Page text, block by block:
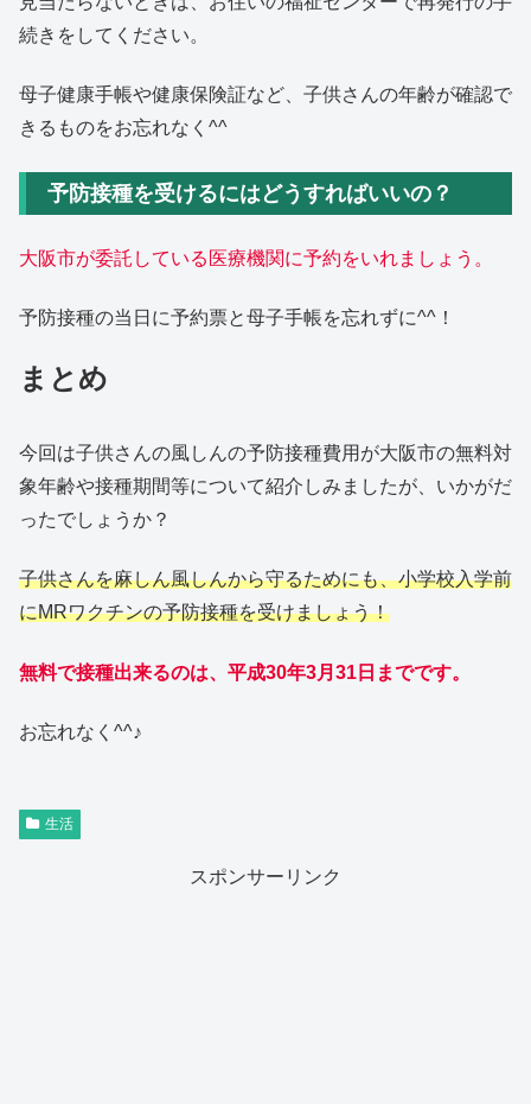
続きをしてください。
母子健康手帳や健康保険証など、子供さんの年齢が確認で
きるものをお忘れなく^^
予防接種を受けるにはどうすればいいの？
大阪市が委託している医療機関に予約をいれましょう。
予防接種の当日に予約票と母子手帳を忘れずに^^！
まとめ
今回は子供さんの風しんの予防接種費用が大阪市の無料対
象年齢や接種期間等について紹介しみましたが、いかがだ
ったでしょうか？
子供さんを麻しん風しんから守るためにも、小学校入学前
にMRワクチンの予防接種を受けましょう！
無料で接種出来るのは、平成30年3月31日までです。
お忘れなく^^♪
生活
スポンサーリンク